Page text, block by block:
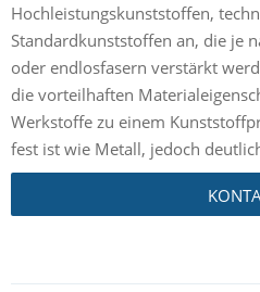
Hochleistungskunststoffen,
Standardkunststoffen an, die je
oder endlosfasern verstärkt
die vorteilhaften
Werkstoffe zu einem
fest ist wie Metall, jedoch